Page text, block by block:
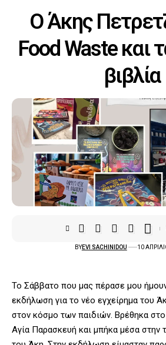
Ο Άκης
Food Waste και
βιβλία
BYEVI SACHINIDOU 10
Το Σάββατο που μας πέρασε μου
εκδήλωση για το νέο εγχείρημα του
στον κόσμο των παιδιών. Βρέθηκα
Αγία Παρασκευή και μπήκα μέσα στην